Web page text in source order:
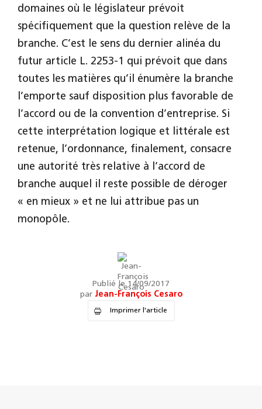
domaines où le législateur prévoit
spécifiquement que la question relève de la
branche. C’est le sens du dernier alinéa du
futur article L. 2253-1 qui prévoit que dans
toutes les matières qu’il énumère la branche
l’emporte sauf disposition plus favorable de
l’accord ou de la convention d’entreprise. Si
cette interprétation logique et littérale est
retenue, l’ordonnance, finalement, consacre
une autorité très relative à l’accord de
branche auquel il reste possible de déroger
« en mieux » et ne lui attribue pas un
monopôle.
Publié le 14/09/2017
par Jean-François Cesaro
Imprimer l'article